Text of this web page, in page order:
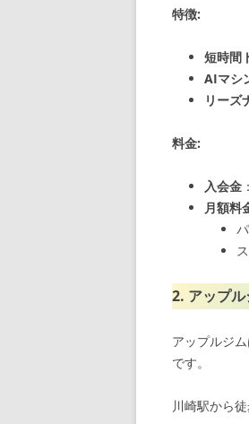
特徴:
短時間
AIマシ
リーズ
料金:
入会金
月額料
2. アップ
アップルジ
です。
川崎駅から